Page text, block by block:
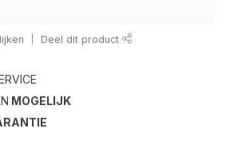
Deel dit product
MOGELIJK